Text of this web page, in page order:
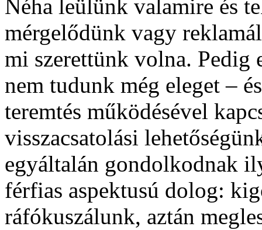
Néha leülünk valamire és
mérgelődünk vagy
mi szerettünk volna. Pedig
nem tudunk még eleget –
teremtés működésével
visszacsatolási
egyáltalán gondolkodnak
férfias aspektusú dolog:
ráfókuszálunk, aztán